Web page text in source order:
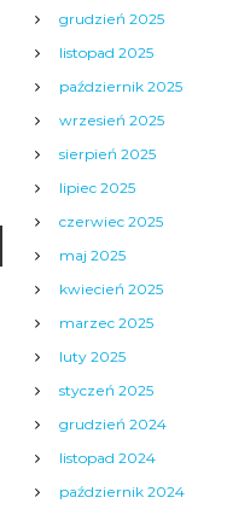
grudzień 2025
listopad 2025
październik 2025
wrzesień 2025
sierpień 2025
lipiec 2025
czerwiec 2025
maj 2025
kwiecień 2025
marzec 2025
luty 2025
styczeń 2025
grudzień 2024
listopad 2024
październik 2024